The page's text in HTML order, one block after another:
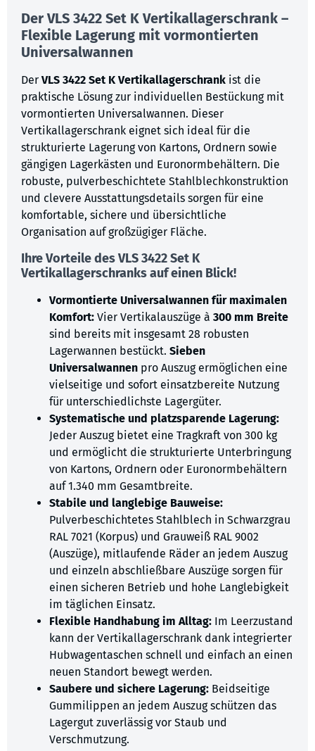
Der VLS 3422 Set K Vertikallagerschrank –
Flexible Lagerung mit vormontierten
Universalwannen
Der VLS 3422 Set K Vertikallagerschrank ist die
praktische Lösung zur individuellen Bestückung mit
vormontierten Universalwannen. Dieser
Vertikallagerschrank eignet sich ideal für die
strukturierte Lagerung von Kartons, Ordnern sowie
gängigen Lagerkästen und Euronormbehältern. Die
robuste, pulverbeschichtete Stahlblechkonstruktion
und clevere Ausstattungsdetails sorgen für eine
komfortable, sichere und übersichtliche
Organisation auf großzügiger Fläche.
Ihre Vorteile des VLS 3422 Set K
Vertikallagerschranks auf einen Blick!
Vormontierte Universalwannen für maximalen
Komfort: Vier Vertikalauszüge à 300 mm Breite
sind bereits mit insgesamt 28 robusten
Lagerwannen bestückt. Sieben
Universalwannen pro Auszug ermöglichen eine
vielseitige und sofort einsatzbereite Nutzung
für unterschiedlichste Lagergüter.
Systematische und platzsparende Lagerung:
Jeder Auszug bietet eine Tragkraft von 300 kg
und ermöglicht die strukturierte Unterbringung
von Kartons, Ordnern oder Euronormbehältern
auf 1.340 mm Gesamtbreite.
Stabile und langlebige Bauweise:
Pulverbeschichtetes Stahlblech in Schwarzgrau
RAL 7021 (Korpus) und Grauweiß RAL 9002
(Auszüge), mitlaufende Räder an jedem Auszug
und einzeln abschließbare Auszüge sorgen für
einen sicheren Betrieb und hohe Langlebigkeit
im täglichen Einsatz.
Flexible Handhabung im Alltag: Im Leerzustand
kann der Vertikallagerschrank dank integrierter
Hubwagentaschen schnell und einfach an einen
neuen Standort bewegt werden.
Saubere und sichere Lagerung: Beidseitige
Gummilippen an jedem Auszug schützen das
Lagergut zuverlässig vor Staub und
Verschmutzung.